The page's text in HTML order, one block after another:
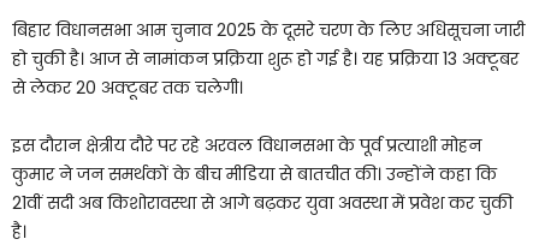
बिहार विधानसभा आम चुनाव 2025 के दूसरे चरण के लिए अधिसूचना जारी
हो चुकी है। आज से नामांकन प्रक्रिया शुरू हो गई है। यह प्रक्रिया 13 अक्टूबर
से लेकर 20 अक्टूबर तक चलेगी।
इस दौरान क्षेत्रीय दौरे पर रहे अरवल विधानसभा के पूर्व प्रत्याशी मोहन
कुमार ने जन समर्थकों के बीच मीडिया से बातचीत की। उन्होंने कहा कि
21वीं सदी अब किशोरावस्था से आगे बढ़कर युवा अवस्था में प्रवेश कर चुकी
है।